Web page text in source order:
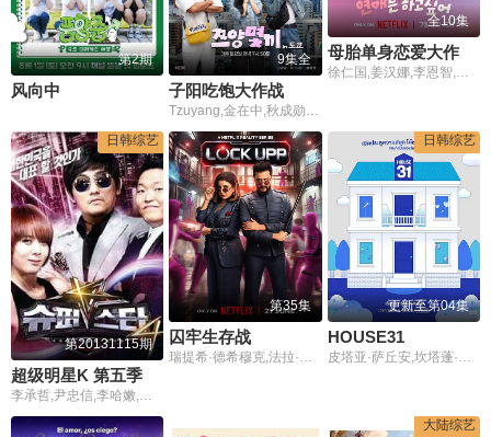
第2期
风向中
9集全
子阳吃饱大作战
Tzuyang,金在中,秋成勋,朴明秀,郑俊河,崔洪万,金光奎
全10集
母胎单身恋爱大作战2
徐仁国,姜汉娜,李恩智,车正元
日韩综艺
第20131115期
超级明星K 第五季
李承哲,尹忠信,李哈嫩,朴载正,朴时焕,宋希珍,金敏智,张元基,林顺英,郑仁雨,Mashibro,Weebly
第35集
囚牢生存战
瑞提希·德希穆克,法拉·可汗
日韩综艺
更新至第04集
HOUSE31
皮塔亚·萨丘安,坎塔蓬·晋达塔维彭
大陆综艺